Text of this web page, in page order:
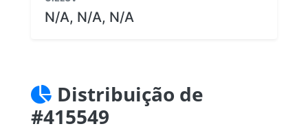
N/A, N/A, N/A
Distribuição de
#415549